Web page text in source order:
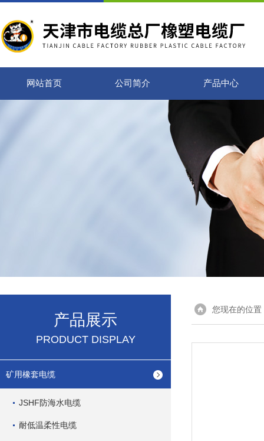
网站首页 公司简介 产品中心
产品展示
PRODUCT DISPLAY
矿用橡套电缆
JSHF防海水电缆
耐低温柔性电缆
您现在的位置